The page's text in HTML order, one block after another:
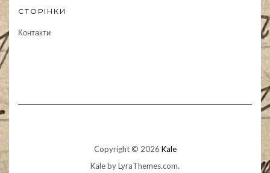
СТОРІНКИ
Контакти
Copyright © 2026 Kale
Kaleby LyraThemes.com.